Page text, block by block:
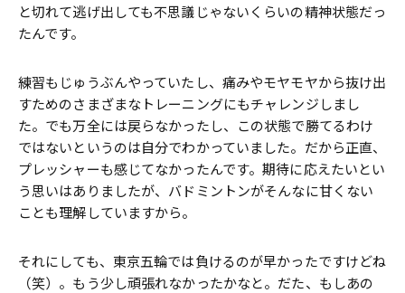
と切れて逃げ出しても不思議じゃないくらいの精神状態だっ
たんです。
練習もじゅうぶんやっていたし、痛みやモヤモヤから抜け出
すためのさまざまなトレーニングにもチャレンジしまし
た。でも万全には戻らなかったし、この状態で勝てるわけ
ではないというのは自分でわかっていました。だから正直、
プレッシャーも感じてなかったんです。期待に応えたいとい
う思いはありましたが、バドミントンがそんなに甘くない
ことも理解していますから。
それにしても、東京五輪では負けるのが早かったですけどね
（笑）。もう少し頑張れなかったかなと。だた、もしあの